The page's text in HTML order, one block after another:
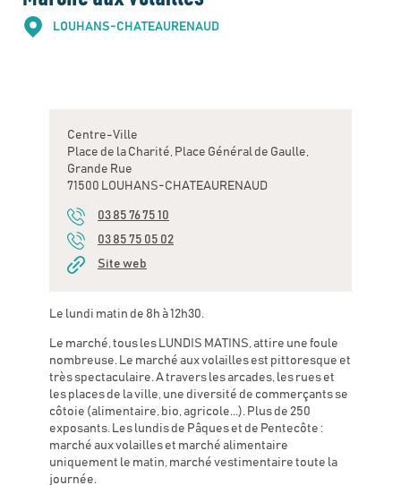
LOUHANS-CHATEAURENAUD
Centre-Ville
Place de la Charité, Place Général de Gaulle,
Grande Rue
71500 LOUHANS-CHATEAURENAUD
03 85 76 75 10
03 85 75 05 02
Site web
Le lundi matin de 8h à 12h30.
Le marché, tous les LUNDIS MATINS, attire une foule
nombreuse. Le marché aux volailles est pittoresque et
très spectaculaire. A travers les arcades, les rues et
les places de la ville, une diversité de commerçants se
côtoie (alimentaire, bio, agricole...). Plus de 250
exposants. Les lundis de Pâques et de Pentecôte :
marché aux volailles et marché alimentaire
uniquement le matin, marché vestimentaire toute la
journée.